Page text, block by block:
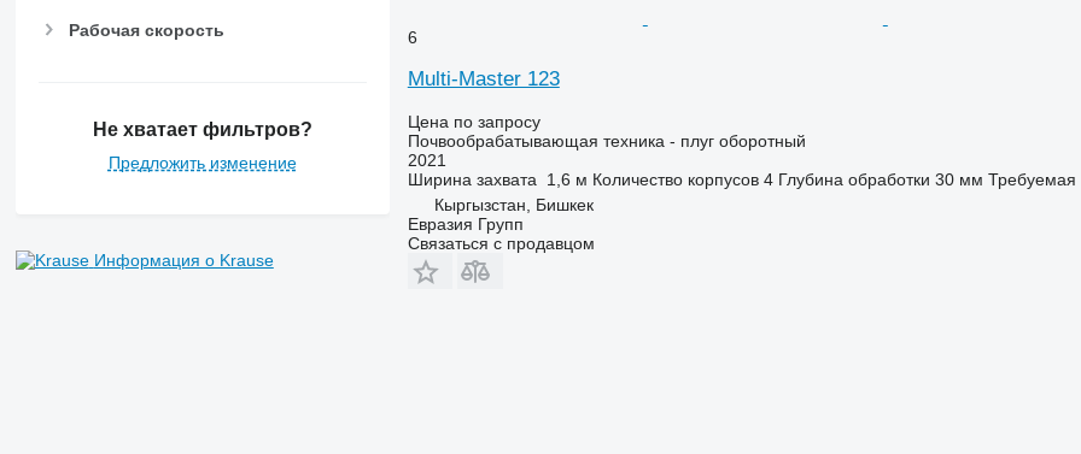
Рабочая скорость
Не хватает фильтров?
Предложить изменение
Информация о Krause
6
Multi-Master 123
Цена по запросу
Почвообрабатывающая техника - плуг оборотный
2021
Ширина захвата
1,6 м Количество корпусов 4 Глубина обработки 30 мм Требуемая
Кыргызстан, Бишкек
Евразия Групп
Связаться с продавцом